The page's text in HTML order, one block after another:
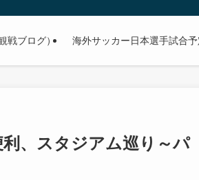
戦ブログ） 海外サッカー日本選手試合
、スタジアム巡り～パ